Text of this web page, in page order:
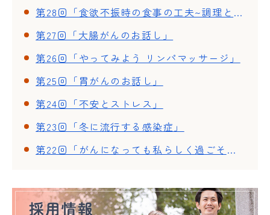
第28回「食欲不振時の食事の工夫~調理と試食」
第27回「大腸がんのお話し」
第26回「やってみよう リンパマッサージ」
第25回「胃がんのお話し」
第24回「不安とストレス」
第23回「冬に流行する感染症」
第22回「がんになっても私らしく過ごそう~ウィッグ・ネイル体験~」